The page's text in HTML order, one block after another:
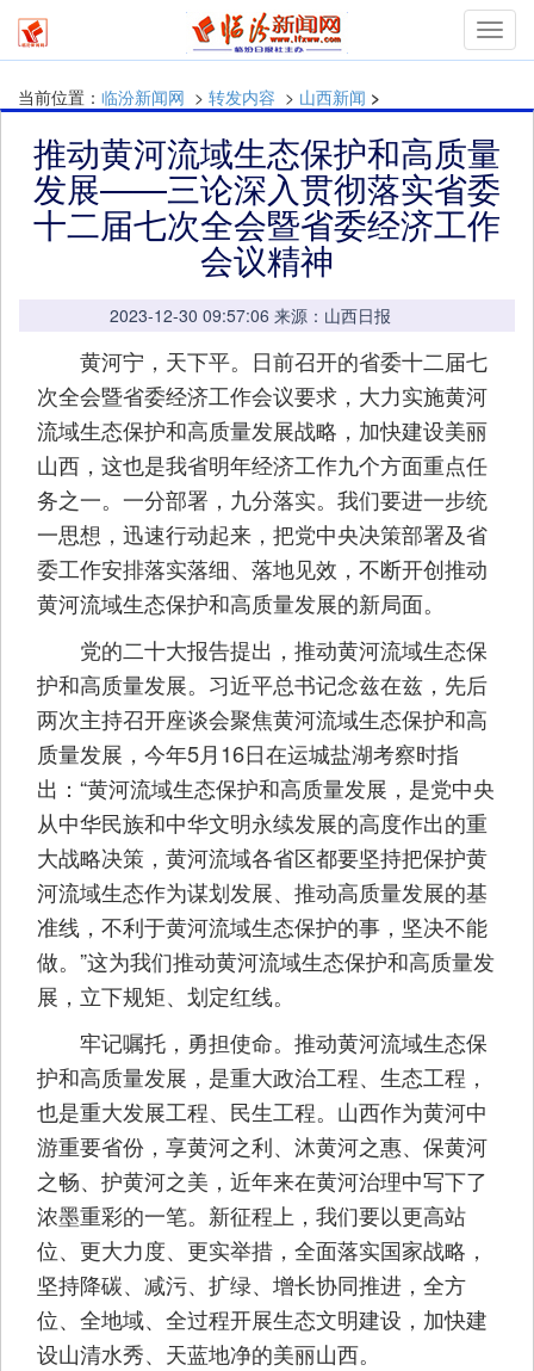
当前位置： 临汾新闻网 > 转发内容 > 山西新闻 >
推动黄河流域生态保护和高质量
发展——三论深入贯彻落实省委
十二届七次全会暨省委经济工作
会议精神
2023-12-30 09:57:06 来源：山西日报
黄河宁，天下平。日前召开的省委十二届七
次全会暨省委经济工作会议要求，大力实施黄河
流域生态保护和高质量发展战略，加快建设美丽
山西，这也是我省明年经济工作九个方面重点任
务之一。一分部署，九分落实。我们要进一步统
一思想，迅速行动起来，把党中央决策部署及省
委工作安排落实落细、落地见效，不断开创推动
黄河流域生态保护和高质量发展的新局面。
党的二十大报告提出，推动黄河流域生态保
护和高质量发展。习近平总书记念兹在兹，先后
两次主持召开座谈会聚焦黄河流域生态保护和高
质量发展，今年5月16日在运城盐湖考察时指
出：“黄河流域生态保护和高质量发展，是党中央
从中华民族和中华文明永续发展的高度作出的重
大战略决策，黄河流域各省区都要坚持把保护黄
河流域生态作为谋划发展、推动高质量发展的基
准线，不利于黄河流域生态保护的事，坚决不能
做。”这为我们推动黄河流域生态保护和高质量发
展，立下规矩、划定红线。
牢记嘱托，勇担使命。推动黄河流域生态保
护和高质量发展，是重大政治工程、生态工程，
也是重大发展工程、民生工程。山西作为黄河中
游重要省份，享黄河之利、沐黄河之惠、保黄河
之畅、护黄河之美，近年来在黄河治理中写下了
浓墨重彩的一笔。新征程上，我们要以更高站
位、更大力度、更实举措，全面落实国家战略，
坚持降碳、减污、扩绿、增长协同推进，全方
位、全地域、全过程开展生态文明建设，加快建
设山清水秀、天蓝地净的美丽山西。